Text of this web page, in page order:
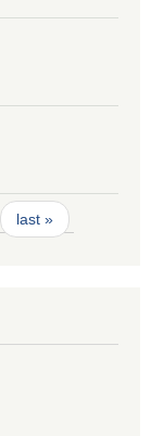
last »